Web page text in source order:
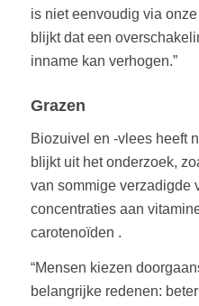
is niet eenvoudig via
blijkt dat een
inname kan verhogen.”
Grazen
Biozuivel en -vlees heeft
blijkt uit het onderzoek,
van sommige verzadigde
concentraties aan
carotenoïden .
“Mensen kiezen
belangrijke redenen: